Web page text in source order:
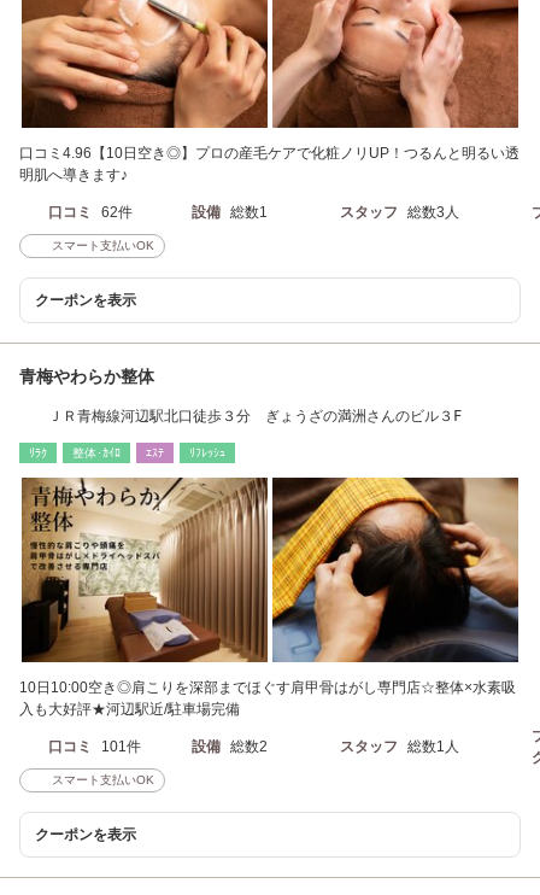
口コミ4.96【10日空き◎】プロの産毛ケアで化粧ノリUP！つるんと明るい透
明肌へ導きます♪
口コミ 62件 設備 総数1 スタッフ 総数3人
スマート支払いOK
クーポンを表示
青梅やわらか整体
ＪＲ青梅線河辺駅北口徒歩３分 ぎょうざの満洲さんのビル３F
ﾘﾗｸ 整体･ｶｲﾛ ｴｽﾃ ﾘﾌﾚｯｼｭ
10日10:00空き◎肩こりを深部までほぐす肩甲骨はがし専門店☆整体×水素吸
入も大好評★河辺駅近/駐車場完備
口コミ 101件 設備 総数2 スタッフ 総数1人
スマート支払いOK
クーポンを表示